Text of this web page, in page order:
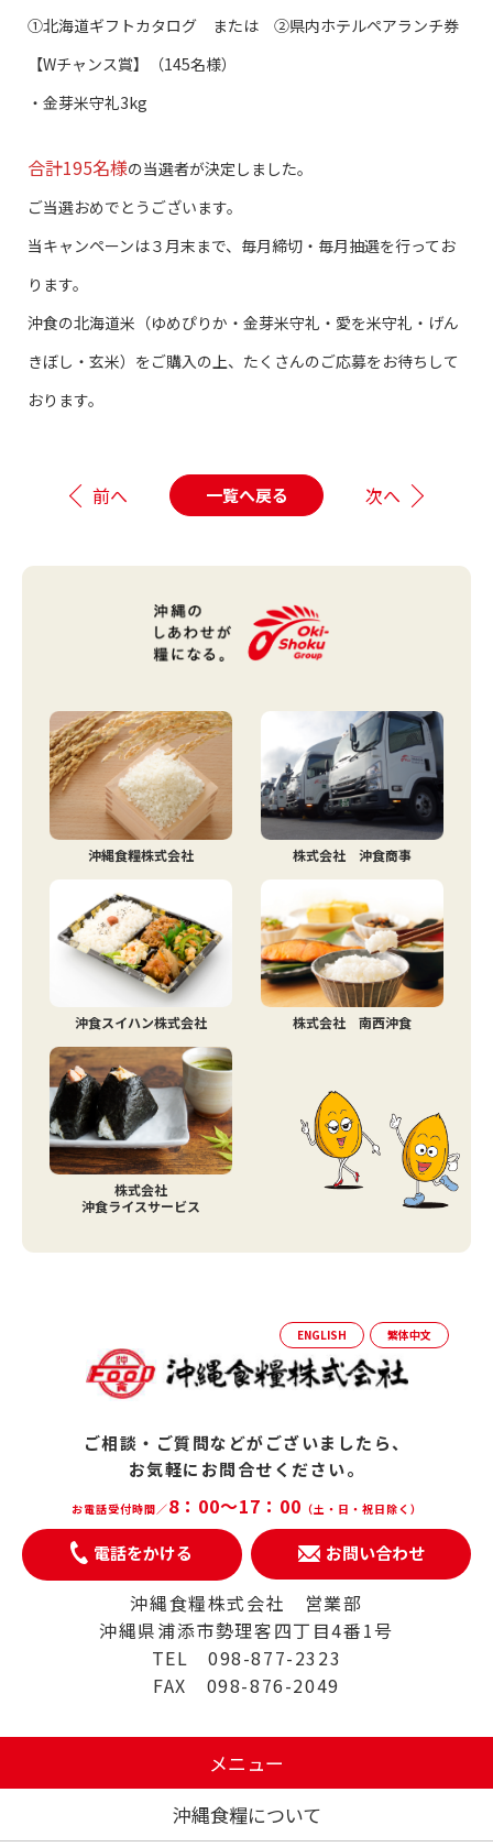
①北海道ギフトカタログ または ②県内ホテルペアランチ券
【Wチャンス賞】（145名様）
・金芽米守礼3kg
合計195名様の当選者が決定しました。
ご当選おめでとうございます。
当キャンペーンは３月末まで、毎月締切・毎月抽選を行ってお
ります。
沖食の北海道米（ゆめぴりか・金芽米守礼・愛を米守礼・げん
きぼし・玄米）をご購入の上、たくさんのご応募をお待ちして
おります。
前へ 一覧へ戻る 次へ
沖縄食糧株式会社 株式会社 沖食商事
沖食スイハン株式会社 株式会社 南西沖食
株式会社
沖食ライスサービス
ENGLISH 繁体中文
ご相談・ご質問などがございましたら、
お気軽にお問合せください。
お電話受付時間／8：00～17：00 （土・日・祝日除く）
電話をかける お問い合わせ
沖縄食糧株式会社 営業部
沖縄県浦添市勢理客四丁目4番1号
TEL 098-877-2323
FAX 098-876-2049
メニュー
沖縄食糧について